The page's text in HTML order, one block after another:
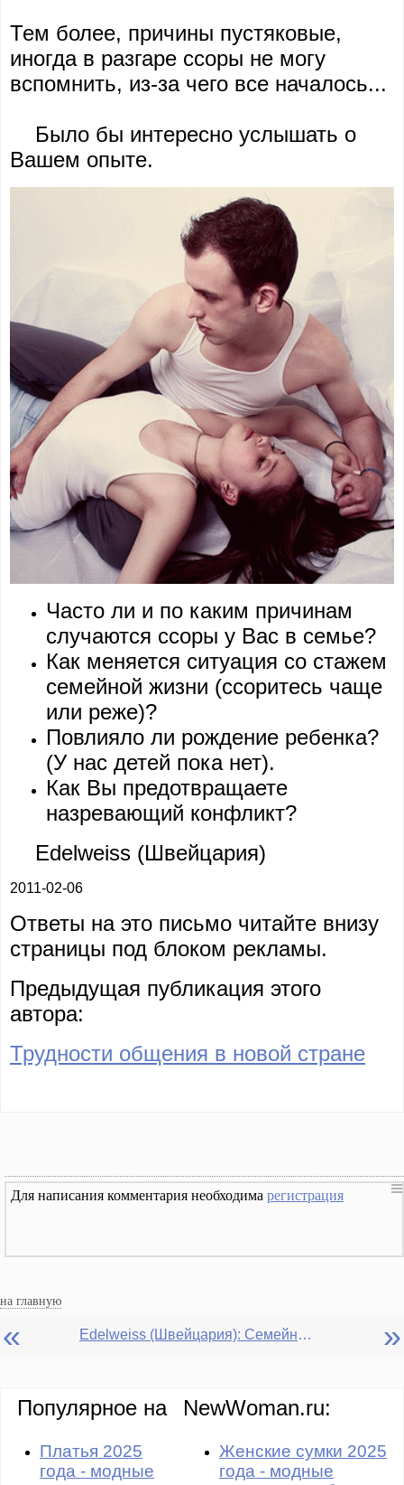
Тем более, причины пустяковые,
иногда в разгаре ссоры не могу
вспомнить, из-за чего все началось...
Было бы интересно услышать о
Вашем опыте.
Часто ли и по каким причинам
случаются ссоры у Вас в семье?
Как меняется ситуация со стажем
семейной жизни (ссоритесь чаще
или реже)?
Повлияло ли рождение ребенка?
(У нас детей пока нет).
Как Вы предотвращаете
назревающий конфликт?
Edelweiss (Швейцария)
2011-02-06
Ответы на это письмо читайте внизу
страницы под блоком рекламы.
Предыдущая публикация этого
автора:
Трудности общения в новой стране
Для написания комментария необходима регистрация
на главную
« Edelweiss (Швейцария): Семейные ссоры »
Популярное на NewWoman.ru:
Платья 2025
года - модные
Женские сумки 2025
года - модные